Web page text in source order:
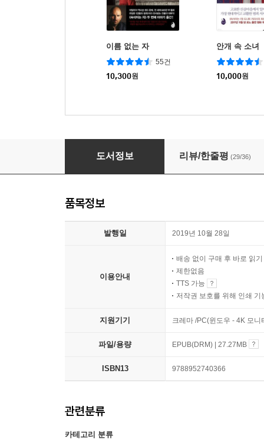
이름 없는 자
55건
10,300원
안개 속 소녀
10,000원
미로 속 남자
도서정보 리뷰/한줄평 (29/36)
품목정보
발행일 2019년 10월 28일
이용안내
배송 없이 구매 후 바로 읽기
제한없음
TTS 가능
저작권 보호를 위해 인쇄 기
지원기기 크레마 /PC(윈도우 - 4K 모
파일/용량 EPUB(DRM) | 27.27MB
ISBN13 9788952740366
관련분류
카테고리 분류